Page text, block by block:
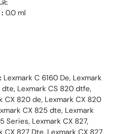
0.0 ml
Lexmark C 6160 De, Lexmark
Lexmark CS 820 dtfe,
CX 820 de, Lexmark CX 820
CX 825 dte, Lexmark
Series, Lexmark CX 827,
CX 827 Dte, Lexmark CX 827